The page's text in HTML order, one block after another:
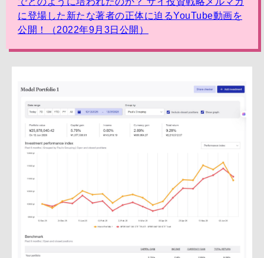
に登場した新たな著者の正体に迫るYouTube動画を
公開！（2022年9月3日公開）